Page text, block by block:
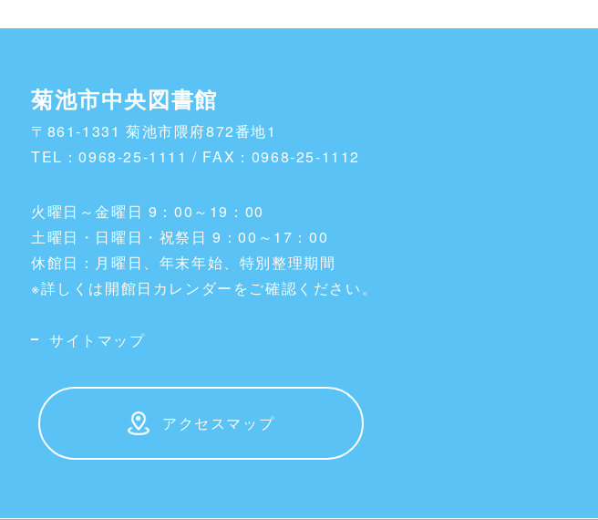
菊池市中央図書館
〒861-1331 菊池市隈府872番地1
TEL：0968-25-1111 / FAX：0968-25-1112
火曜日～金曜日 9：00～19：00
土曜日・日曜日・祝祭日 9：00～17：00
休館日：月曜日、年末年始、特別整理期間
※詳しくは開館日カレンダーをご確認ください。
サイトマップ
アクセスマップ